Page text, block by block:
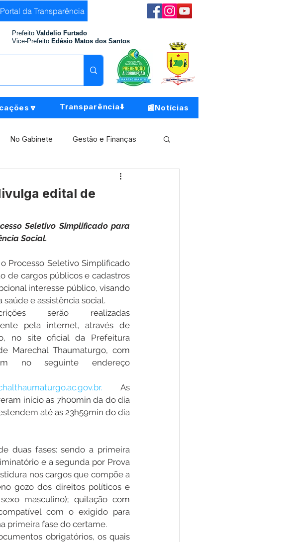
Portal da Transparência
Prefeito Valdelio Furtado
Vice-Prefeito Edésio Matos dos Santos
Transparência⬇️ 📰Notícias
No Gabinete Gestão e Finanças
e Produção Meio Ambiente
Vacinômetro Convênios e Parcerias
Cheias e Alagações Convite
edital de
Seletivo Simplificado para
Social.
Processo Seletivo Simplificado
de cargos públicos e cadastros
interesse público, visando
e assistência social.
serão realizadas
pela internet, através de
no site oficial da Prefeitura
Marechal Thaumaturgo, com
no seguinte endereço
As
início as 7h00min da do dia
até as 23h59min do dia
duas fases: sendo a primeira
e a segunda por Prova
nos cargos que compõe a
gozo dos direitos políticos e
masculino); quitação com
com o exigido para
primeira fase do certame.
obrigatórios, os quais